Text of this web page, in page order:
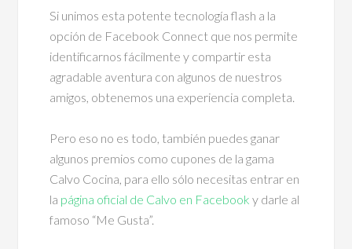
Si unimos esta potente tecnología flash a la
opción de Facebook Connect que nos permite
identificarnos fácilmente y compartir esta
agradable aventura con algunos de nuestros
amigos, obtenemos una experiencia completa.
Pero eso no es todo, también puedes ganar
algunos premios como cupones de la gama
Calvo Cocina, para ello sólo necesitas entrar en
la página oficial de Calvo en Facebook y darle al
famoso “Me Gusta”.